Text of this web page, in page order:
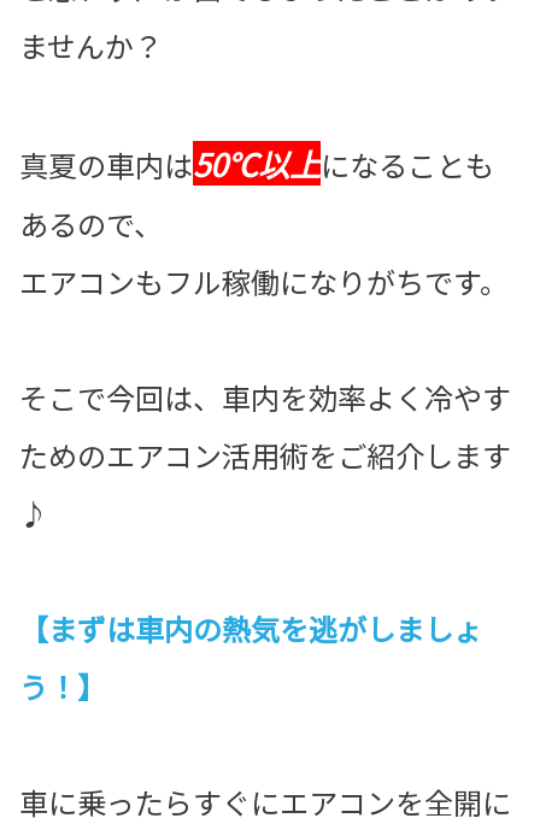
ませんか？
真夏の車内は50℃以上になることも
あるので、
エアコンもフル稼働になりがちです。
そこで今回は、車内を効率よく冷やす
ためのエアコン活用術をご紹介します
♪
【まずは車内の熱気を逃がしましょ
う！】
車に乗ったらすぐにエアコンを全開に